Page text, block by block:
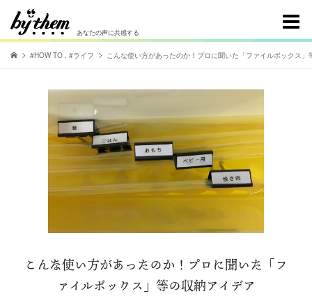
あなたの声に共感する
#HOW TO , #ライフ こんな使い方があったのか！プロに聞いた「ファイルボックス」
こんな使い方があったのか！プロに聞いた「フ
ァイルボックス」等の収納アイデア